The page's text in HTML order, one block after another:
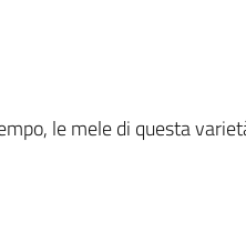
le mele di questa